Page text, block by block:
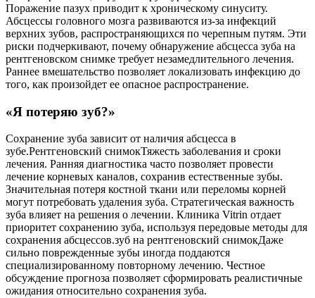
Поражение пазух приводит к хроническому синуситу.
Абсцессы головного мозга развиваются из-за инфекций
верхних зубов, распространяющихся по черепным путям. Эти
риски подчеркивают, почему обнаружение абсцесса зуба на
рентгеновском снимке требует незамедлительного лечения.
Раннее вмешательство позволяет локализовать инфекцию до
того, как произойдет ее опасное распространение.
«Я потеряю зуб?»
Сохранение зуба зависит от наличия абсцесса в
зубе.Рентгеновский снимокТяжесть заболевания и сроки
лечения. Ранняя диагностика часто позволяет провести
лечение корневых каналов, сохранив естественные зубы.
Значительная потеря костной ткани или переломы корней
могут потребовать удаления зуба. Стратегическая важность
зуба влияет на решения о лечении. Клиника Vitrin отдает
приоритет сохранению зуба, используя передовые методы для
сохранения абсцессов.зуб на рентгеновский снимокДаже
сильно поврежденные зубы иногда поддаются
специализированному повторному лечению. Честное
обсуждение прогноза позволяет сформировать реалистичные
ожидания относительно сохранения зуба.